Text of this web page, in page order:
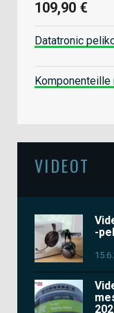
109,90 €
Datatronic
VIDEOT
-